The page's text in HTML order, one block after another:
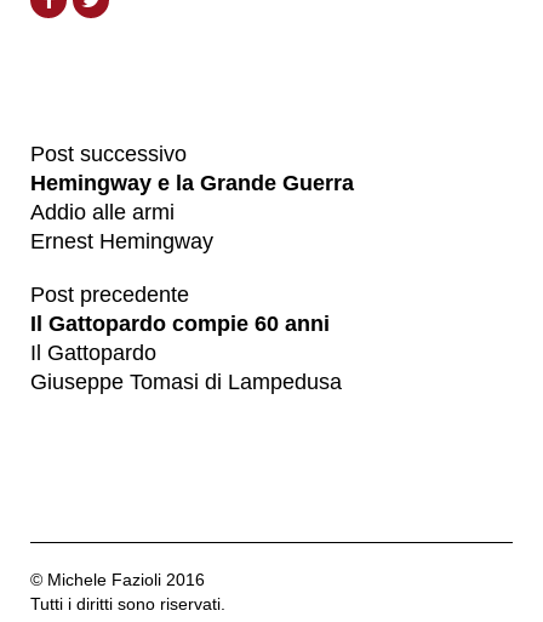
Post successivo
Hemingway e la Grande Guerra
Addio alle armi
Ernest Hemingway
Post precedente
Il Gattopardo compie 60 anni
Il Gattopardo
Giuseppe Tomasi di Lampedusa
© Michele Fazioli 2016
Tutti i diritti sono riservati.